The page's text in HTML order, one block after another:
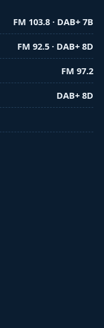
FM 103.8 · DAB+ 7B
FM 92.5 · DAB+ 8D
FM 97.2
DAB+ 8D